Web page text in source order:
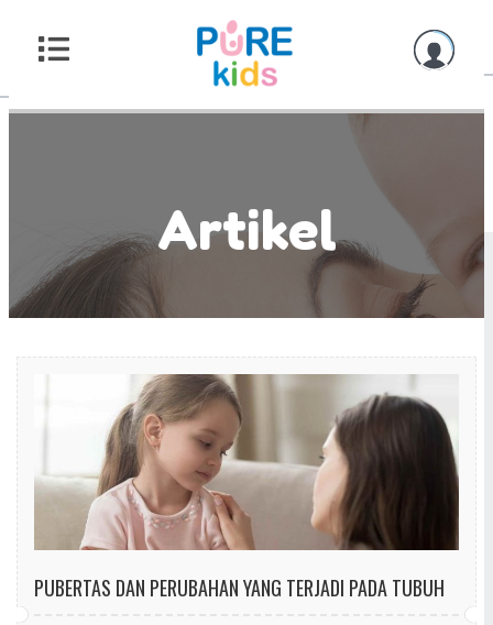
Artikel
PUBERTAS DAN PERUBAHAN YANG TERJADI PADA TUBUH